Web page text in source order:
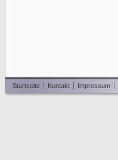
Startseite Kontakt Impressum